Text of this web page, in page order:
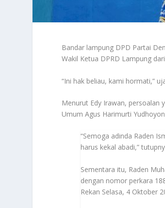
Bandar lampung DPD Partai
Wakil Ketua DPRD Lampung
“Ini hak beliau, kami hormati,”
Menurut Edy Irawan, persoalan
Umum Agus Harimurti
“Semoga adinda Raden
harus kekal abadi,”
Sementara itu, Raden
dengan nomor perkara
Rekan Selasa, 4 Oktober